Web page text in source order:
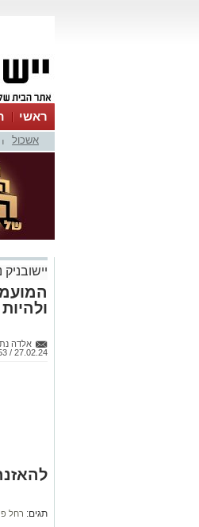
ראשי
אינדקס
אשכול
יישובניק
אלדה
27.02.24 / 10:53
תגים: רחל